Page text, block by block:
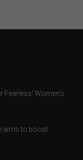
Women’s
aims to boost